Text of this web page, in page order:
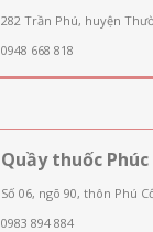
282 Trần Phú, huyện
0948 668 818
Quầy thuốc Phúc
Số 06, ngõ 90, thôn Phú
0983 894 884